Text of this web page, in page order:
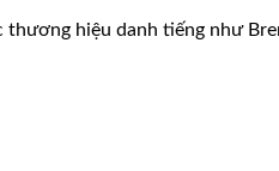
thương hiệu danh tiếng như